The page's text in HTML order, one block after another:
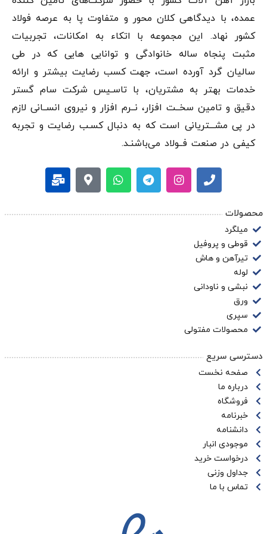
عمده، با دیدگاهی کلان محور و متفاوت پا به عرصه فولاد
کشور نهاد. این مجموعه با اتکاء به امکانات، تجربیات
مثبت پنجاه ساله خانوادگی و توانایی هایی که در طی
سالیان گرد آورده است، جهت کسب رضایت بیشتر و ارائه
خدمات بهتر به مشتریان، با تاسـیس شرکت سام گستر
دقيق و تامین سخــت افزار، نــرم افزار و نیروی انســانی لازم
در پی مشـــتریانی است که به دنبال کسـب رضایت و تجربه
کیفی در صنعت فــولاد می‌باشنـد.
محصولات
میلگرد
قوطی و پروفیل
تیرآهن و هاش
لوله
نبشی و ناودانی
ورق
سپری
محصولات مفتولی
دسترسی سریع
صفحه نخست
درباره ما
فروشگاه
خبرنامه
دانشنامه
موجودی انبار
درخواست خرید
جداول وزنی
تماس با ما